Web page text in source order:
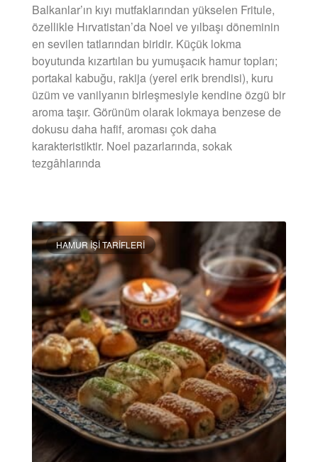
Balkanlar’ın kıyı mutfaklarından yükselen Fritule,
özellikle Hırvatistan’da Noel ve yılbaşı döneminin
en sevilen tatlarından biridir. Küçük lokma
boyutunda kızartılan bu yumuşacık hamur topları;
portakal kabuğu, rakija (yerel erik brendisi), kuru
üzüm ve vanilyanın birleşmesiyle kendine özgü bir
aroma taşır. Görünüm olarak lokmaya benzese de
dokusu daha hafif, aroması çok daha
karakteristiktir. Noel pazarlarında, sokak
tezgâhlarında
HAMUR İŞI TARIFLERI